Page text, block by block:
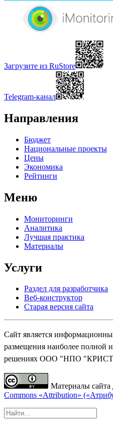
Загрузите из RuStore
Telegram-канал
Направления
Бюджет
Национальные проекты
Цены
Экономика
Рейтинги
Меню
Мониторинги
Аналитика
Лучшая практика
Материалы
Услуги
Раздел для разработчика
Веб-конструктор
Старая версия сайта
Сайт является
размещения наиболее полной
решениях ООО "НПО
Материалы
Commons «Attribution»